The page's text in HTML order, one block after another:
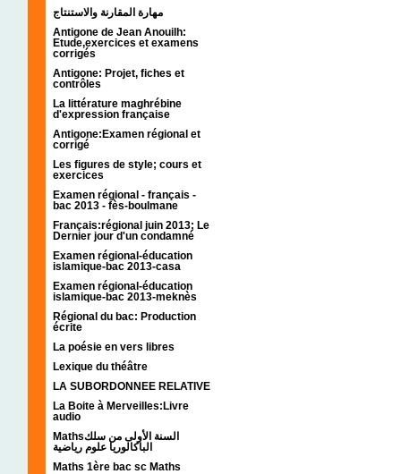
مهارة المقارنة والاستنتاج
Antigone de Jean Anouilh:
Etude,exercices et examens
corrigés
Antigone: Projet, fiches et
contrôles
La littérature maghrébine
d'expression française
Antigone:Examen régional et
corrigé
Les figures de style; cours et
exercices
Examen régional - français -
bac 2013 - fès-boulmane
Français:régional juin 2013; Le
Dernier jour d'un condamné
Examen régional-éducation
islamique-bac 2013-casa
Examen régional-éducation
islamique-bac 2013-meknès
Régional du bac: Production
écrite
La poésie en vers libres
Lexique du théâtre
LA SUBORDONNEE RELATIVE
La Boite à Merveilles:Livre
audio
Mathsالسنة الأولى من سلك
الباكالوريا علوم رياضية
Maths 1ère bac sc Maths